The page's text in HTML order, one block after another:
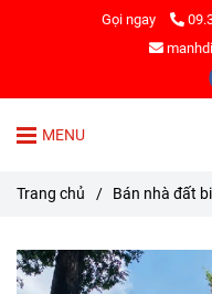
Gọi ngay
MENU
Trang chủ / Bán nhà đất